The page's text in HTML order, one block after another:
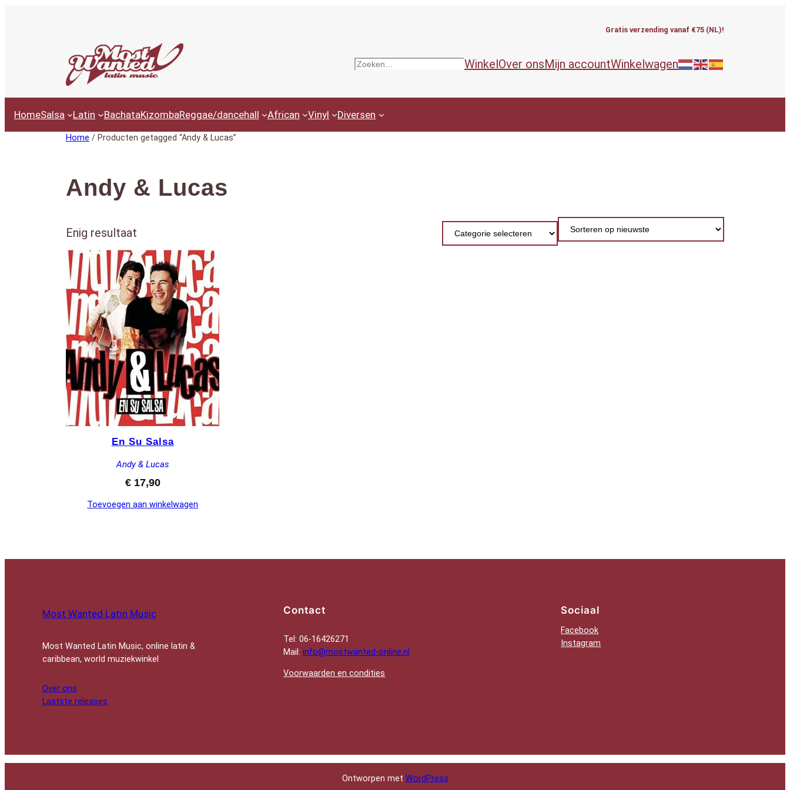
Gratis verzending vanaf €75 (NL)!
Zoeken WinkelOver onsMijn accountWinkelwagen
HomeSalsa Latin BachataKizombaReggae/dancehall African Vinyl Diversen
Home / Producten getagged “Andy & Lucas”
Andy & Lucas
Enig resultaat Productcategorieën
En Su Salsa
Andy & Lucas
€17,90
Toevoegen aan winkelwagen
Most Wanted Latin Music
Most Wanted Latin Music, online latin &
caribbean, world muziekwinkel
Over ons
Laatste releases
Contact
Tel: 06-16426271
Mail:info@mostwanted-online.nl
Voorwaarden en condities
Sociaal
Facebook
Instagram
Ontworpen met WordPress